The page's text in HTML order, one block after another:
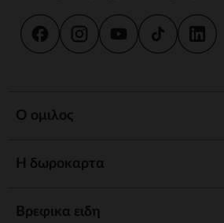
Ο ομιλος
Η δωροκαρτα
Βρεφικα ειδη